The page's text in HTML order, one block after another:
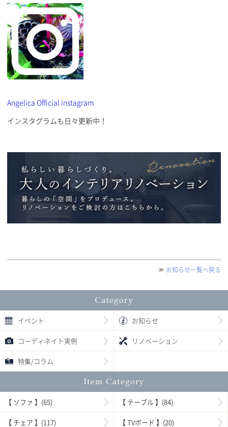
Angelica Official instagram
インスタグラムも日々更新中！
お知らせ一覧へ戻る
イベント お知らせ
コーディネイト実例 リノベーション
特集/コラム
【 ソファ 】(65) 【 テーブル 】(84)
【 チェア 】(117) 【 TVボード 】(20)